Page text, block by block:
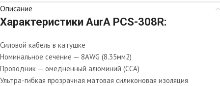
Описание
Характеристики AurA PCS-308R:
Силовой кабель в катушке
Номинальное сечение — 8AWG (8.35мм2)
Проводник — омедненный алюминий (CCA)
Ультра-гибкая прозрачная матовая силиконовая изоляция